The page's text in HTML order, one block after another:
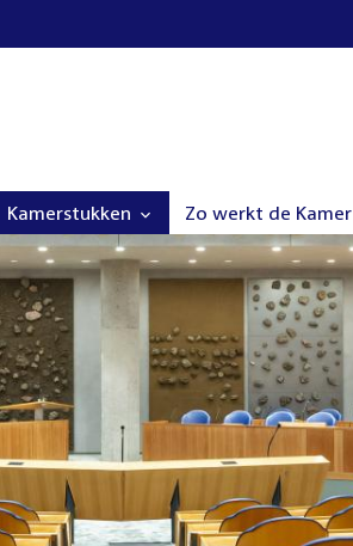
Kamerstukken Zo werkt de Kamer